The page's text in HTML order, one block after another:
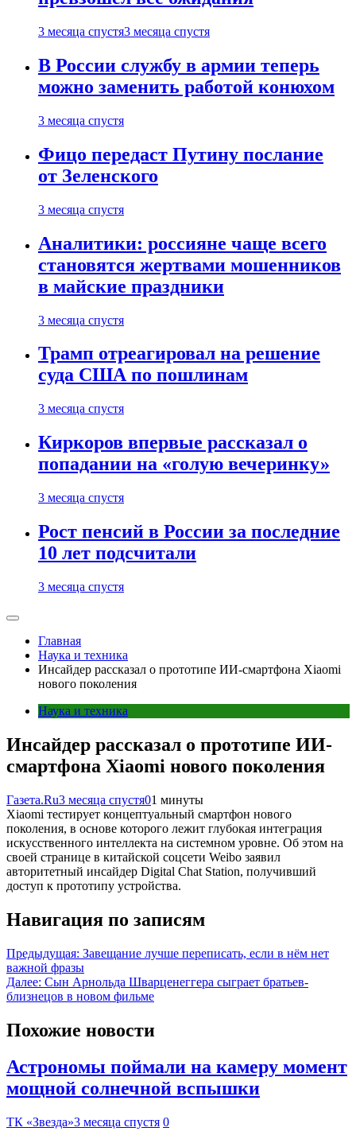
3 месяца спустя3 месяца спустя
В России службу в армии теперь
можно заменить работой конюхом
3 месяца спустя
Фицо передаст Путину послание
от Зеленского
3 месяца спустя
Аналитики: россияне чаще всего
становятся жертвами мошенников
в майские праздники
3 месяца спустя
Трамп отреагировал на решение
суда США по пошлинам
3 месяца спустя
Киркоров впервые рассказал о
попадании на «голую вечеринку»
3 месяца спустя
Рост пенсий в России за последние
10 лет подсчитали
3 месяца спустя
Главная
Наука и техника
Инсайдер рассказал о прототипе ИИ-смартфона Xiaomi
нового поколения
Наука и техника
Инсайдер рассказал о прототипе ИИ-
смартфона Xiaomi нового поколения
Газета.Ru3 месяца спустя01 минуты
Xiaomi тестирует концептуальный смартфон нового
поколения, в основе которого лежит глубокая интеграция
искусственного интеллекта на системном уровне. Об этом на
своей странице в китайской соцсети Weibo заявил
авторитетный инсайдер Digital Chat Station, получивший
доступ к прототипу устройства.
Навигация по записям
Предыдущая: Завещание лучше переписать, если в нём нет
важной фразы
Далее: Сын Арнольда Шварценеггера сыграет братьев-
близнецов в новом фильме
Похожие новости
Астрономы поймали на камеру момент
мощной солнечной вспышки
ТК «Звезда»3 месяца спустя 0